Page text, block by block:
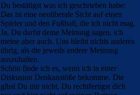
Du bestätigst was ich geschrieben habe:
Das ist eine neoliberale Sicht auf einen
Spieler und den Fußball, die ich nicht mag.
Ja, Du darfst deine Meinung sagen, ich
meine aber auch. Uns bleibt nichts anderes
übrig, als die jeweils andere Meinung
auszuhalten.
Schön finde ich es, wenn ich in einer
Diskusion Denkanstöße bekomme. Die
gibst Du mir nicht, Du rechtfertigst dich